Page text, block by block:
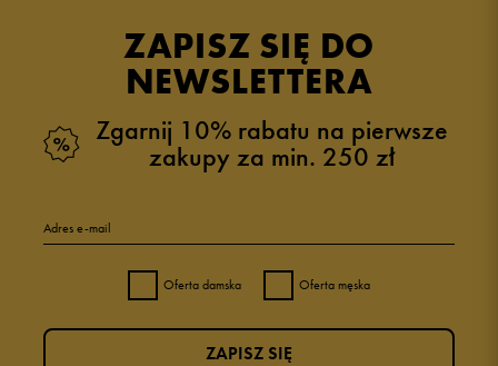
ZAPISZ SIĘ DO
NEWSLETTERA
Zgarnij 10% rabatu na pierwsze
zakupy za min. 250 zł
Adres e-mail
Oferta damska Oferta męska
ZAPISZ SIĘ